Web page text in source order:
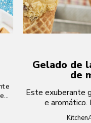
Gelado de
de
Este exuberante
e